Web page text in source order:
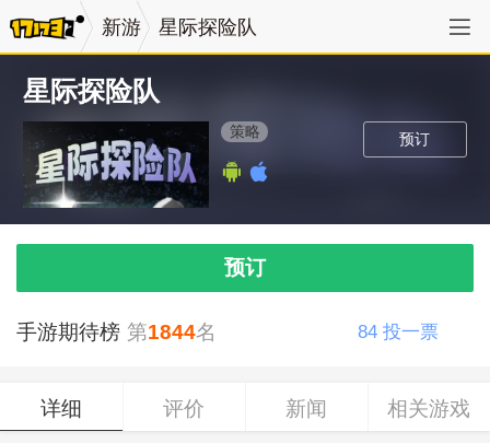
新游 星际探险队
星际探险队
预订
策略
预订
手游期待榜 第1844名 84 投一票
详细 评价 新闻 相关游戏